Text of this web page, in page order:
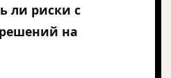
ли риски с
на